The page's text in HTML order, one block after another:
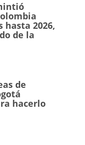
hasta 2026,
de la
de
hacerlo